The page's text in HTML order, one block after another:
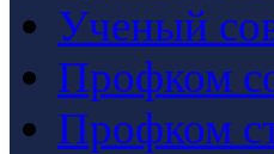
Ученый
Профком
Профком